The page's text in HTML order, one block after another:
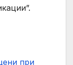
при